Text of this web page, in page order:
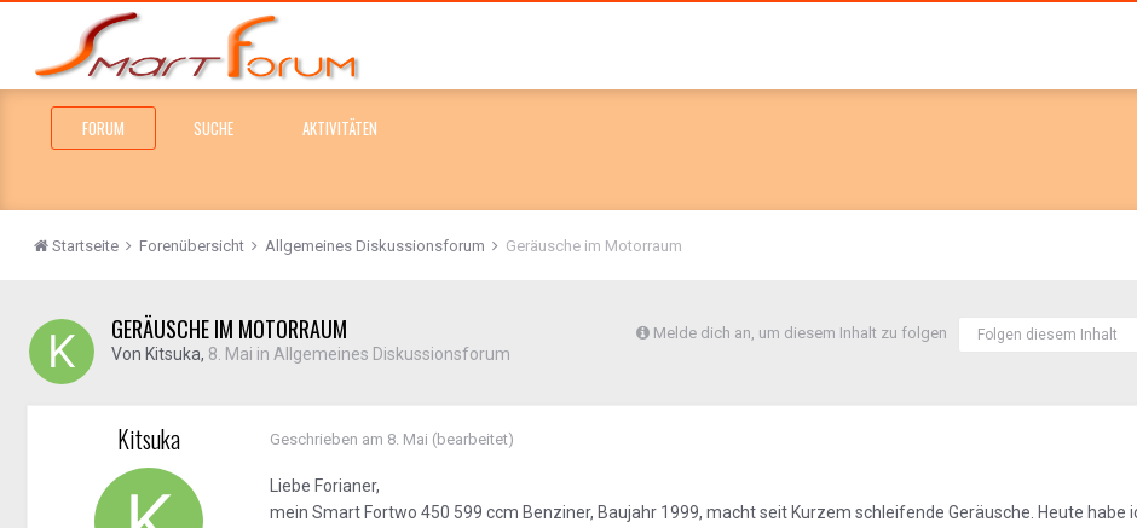
FORUM SUCHE AKTIVITÄTEN
Startseite Forenübersicht Allgemeines Diskussionsforum Geräusche im Motorraum
Melde dich an, um diesem Inhalt zu folgen Folgen diesem Inhalt
GERÄUSCHE IM MOTORRAUM
Von Kitsuka, 8. Mai in Allgemeines Diskussionsforum
Kitsuka Geschrieben am 8. Mai (bearbeitet)
Liebe Forianer,
mein Smart Fortwo 450 599 ccm Benziner, Baujahr 1999, macht seit Kurzem schleifende Geräusche. Heute habe